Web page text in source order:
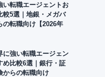
い転職エージェントお
較5選｜地銀・メガバ
の転職向け【2026年
に強い転職エージェン
め比較6選｜銀行・証
からの転職向け